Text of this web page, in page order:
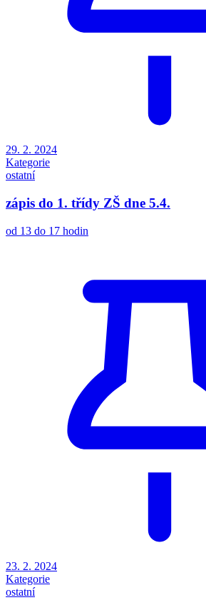
29. 2. 2024
Kategorie
ostatní
zápis do 1. třídy ZŠ dne 5.4.
od 13 do 17 hodin
23. 2. 2024
Kategorie
ostatní